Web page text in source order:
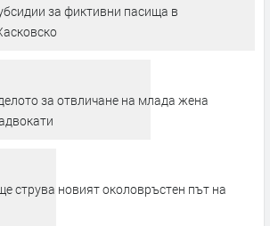
за фиктивни пасища в
за отвличане на млада жена
струва новият околовръстен път на